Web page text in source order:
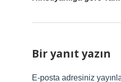
Bir yanıt yazın
E-posta adresiniz